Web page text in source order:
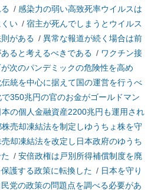
/ 感染力の弱い高致死率ウイルスは
い / 宿主が死んでしまうとウイルス
がある / 異常な報道が続く場合は前
ると考えるべきである / ワクチン接
次のパンデミックの危険性を高め
統を中心に据えて国の運営を行うべ
350兆円の官のお金がゴールドマン
本の個人金融資産2200兆円も運用され
売却凍結法を制定しゆうちょ株を守
却凍結法を改定し日本政府のゆうち
/ 安倍政権は戸別所得補償制度を廃
護する政策に転換した / 日本を守り
党の政策の問題点を調べる必要があ